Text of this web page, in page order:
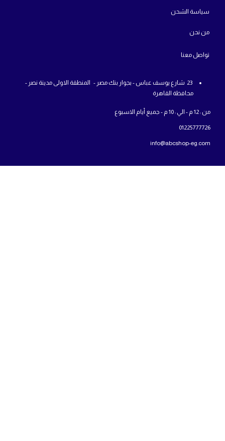
سياسة الشحن
من نحن
تواص ل معنا
23 شارع يوسف عباس - بجوار بنك مصر - المنطقة الاولى مدينة نصر -
محافظة القاهرة
من : 12 م - الي : 10 م - جميع أيام الاسبوع
01225777726
info@abcshop-eg.com